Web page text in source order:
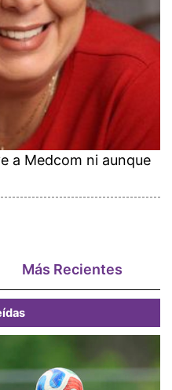
a Medcom ni aunque
Más Recientes